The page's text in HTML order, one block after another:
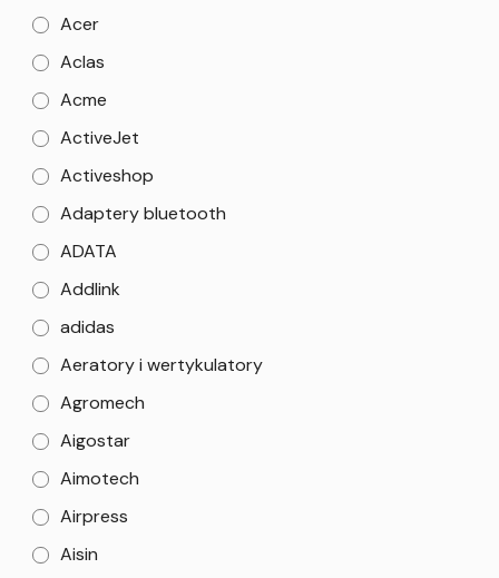
Acer
Aclas
Acme
ActiveJet
Activeshop
Adaptery bluetooth
ADATA
Addlink
adidas
Aeratory i wertykulatory
Agromech
Aigostar
Aimotech
Airpress
Aisin